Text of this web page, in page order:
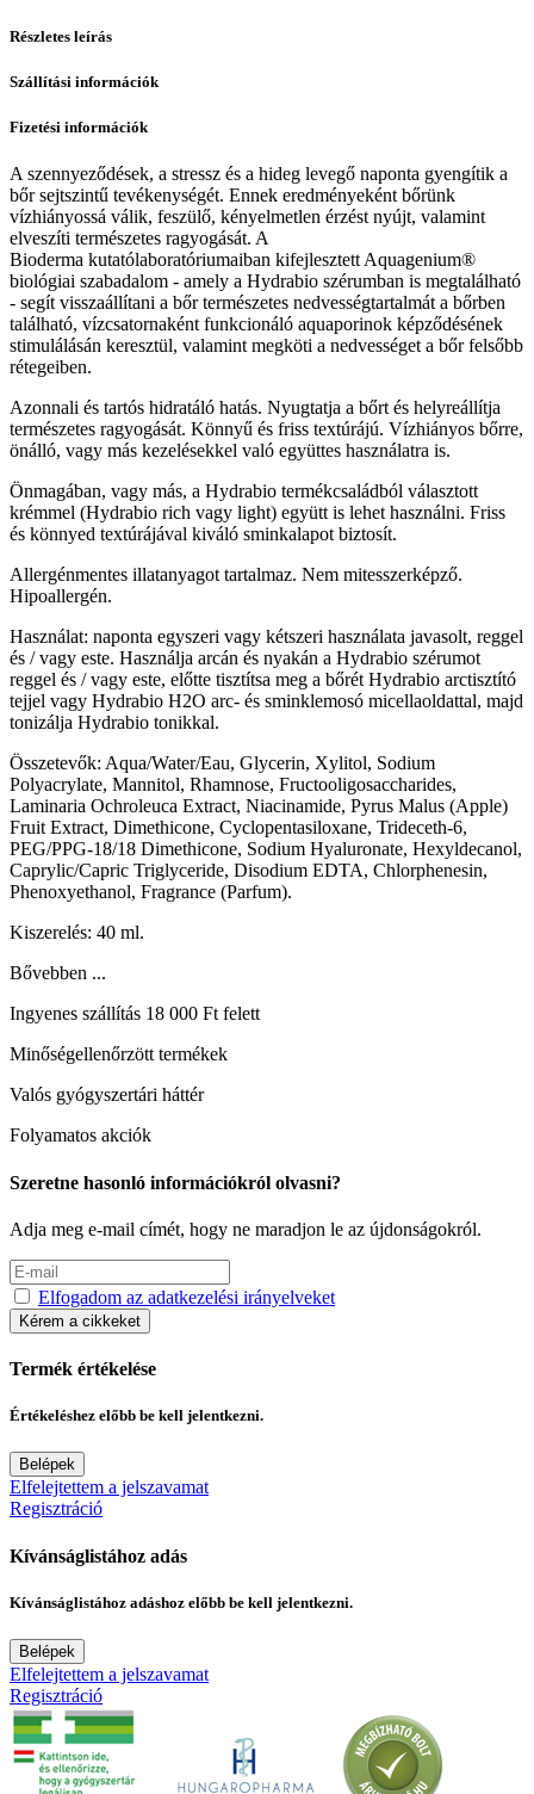
Részletes leírás
Szállítási információk
Fizetési információk
A szennyeződések, a stressz és a hideg levegő naponta gyengítik a
bőr sejtszintű tevékenységét. Ennek eredményeként bőrünk
vízhiányossá válik, feszülő, kényelmetlen érzést nyújt, valamint
elveszíti természetes ragyogását. A
Bioderma kutatólaboratóriumaiban kifejlesztett Aquagenium®
biológiai szabadalom - amely a Hydrabio szérumban is megtalálható
- segít visszaállítani a bőr természetes nedvességtartalmát a bőrben
található, vízcsatornaként funkcionáló aquaporinok képződésének
stimulálásán keresztül, valamint megköti a nedvességet a bőr felsőbb
rétegeiben.
Azonnali és tartós hidratáló hatás. Nyugtatja a bőrt és helyreállítja
természetes ragyogását. Könnyű és friss textúrájú. Vízhiányos bőrre,
önálló, vagy más kezelésekkel való együttes használatra is.
Önmagában, vagy más, a Hydrabio termékcsaládból választott
krémmel (Hydrabio rich vagy light) együtt is lehet használni. Friss
és könnyed textúrájával kiváló sminkalapot biztosít.
Allergénmentes illatanyagot tartalmaz. Nem mitesszerképző.
Hipoallergén.
Használat: naponta egyszeri vagy kétszeri használata javasolt, reggel
és / vagy este. Használja arcán és nyakán a Hydrabio szérumot
reggel és / vagy este, előtte tisztítsa meg a bőrét Hydrabio arctisztító
tejjel vagy Hydrabio H2O arc- és sminklemosó micellaoldattal, majd
tonizálja Hydrabio tonikkal.
Összetevők: Aqua/Water/Eau, Glycerin, Xylitol, Sodium
Polyacrylate, Mannitol, Rhamnose, Fructooligosaccharides,
Laminaria Ochroleuca Extract, Niacinamide, Pyrus Malus (Apple)
Fruit Extract, Dimethicone, Cyclopentasiloxane, Trideceth-6,
PEG/PPG-18/18 Dimethicone, Sodium Hyaluronate, Hexyldecanol,
Caprylic/Capric Triglyceride, Disodium EDTA, Chlorphenesin,
Phenoxyethanol, Fragrance (Parfum).
Kiszerelés: 40 ml.
Bővebben ...
Ingyenes szállítás 18 000 Ft felett
Minőségellenőrzött termékek
Valós gyógyszertári háttér
Folyamatos akciók
Szeretne hasonló információkról olvasni?
Adja meg e-mail címét, hogy ne maradjon le az újdonságokról.
Elfogadom az adatkezelési irányelveket
Kérem a cikkeket
Termék értékelése
Értékeléshez előbb be kell jelentkezni.
Belépek
Elfelejtettem a jelszavamat
Regisztráció
Kívánságlistához adás
Kívánságlistához adáshoz előbb be kell jelentkezni.
Belépek
Elfelejtettem a jelszavamat
Regisztráció